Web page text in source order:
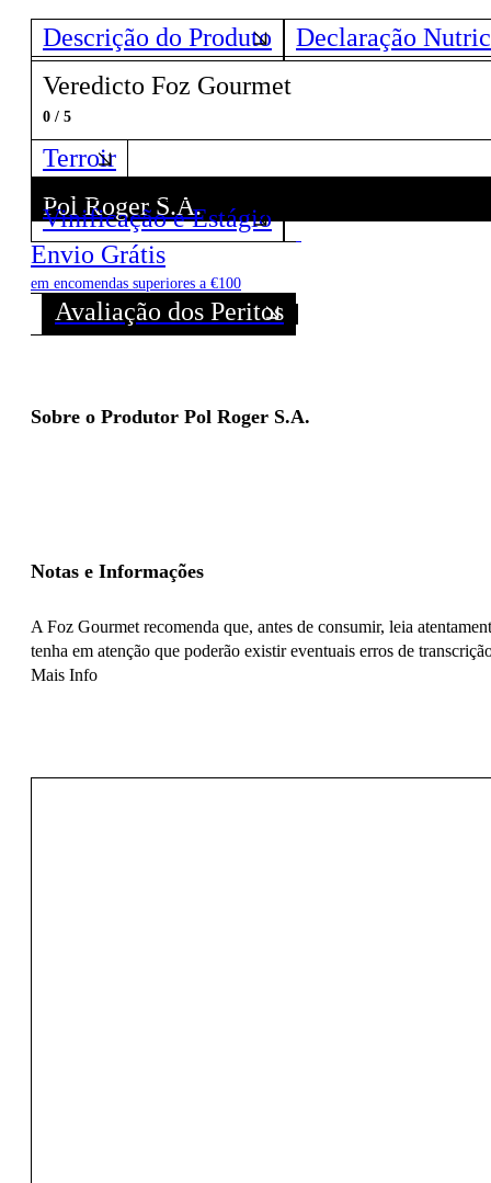
Descrição do Produto
Declaração
Veredicto Foz Gourmet
0 / 5
Terroir
Pol Roger S.A.
Descubra todos os Vinhos deste Produtor!
Vinificação e Estágio
Envio Grátis
em encomendas superiores a €100
Avaliação dos Peritos
Sobre o Produtor Pol Roger S.A.
Notas e Informações
A Foz Gourmet recomenda que, antes de consumir, leia
tenha em atenção que poderão existir eventuais erros de
Mais Info